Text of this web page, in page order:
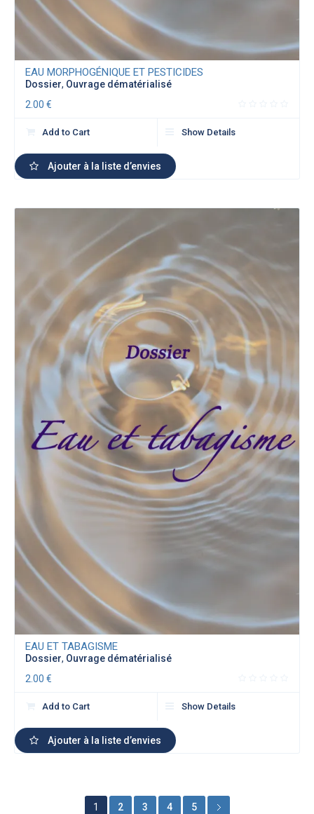
EAU MORPHOGÉNIQUE ET PESTICIDES
Dossier, Ouvrage dématérialisé
2.00€
Add to Cart Show Details
Ajouter à la liste d’envies
EAU ET TABAGISME
Dossier, Ouvrage dématérialisé
2.00€
Add to Cart Show Details
Ajouter à la liste d’envies
1 2 3 4 5